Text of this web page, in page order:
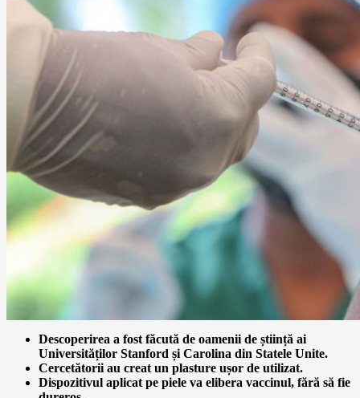
Descoperirea a fost făcută de oamenii de știință ai
Universităților Stanford și Carolina din Statele Unite.
Cercetătorii au creat un plasture ușor de utilizat.
Dispozitivul aplicat pe piele va elibera vaccinul, fără să fie